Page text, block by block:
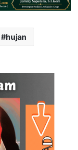
hujan